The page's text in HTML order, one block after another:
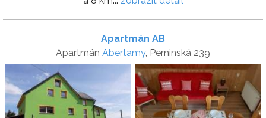
Apartmán AB
Apartmán Abertamy, Perninská 239